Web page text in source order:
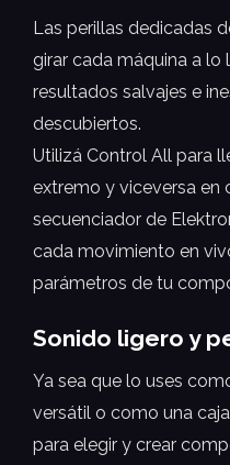
Las perillas dedicadas
girar cada máquina a lo
resultados salvajes e
descubiertos.
Utilizá Control All para
extremo y viceversa en
secuenciador de
cada movimiento en
parámetros de tu
Sonido ligero y
Ya sea que lo uses
versátil o como una
para elegir y crear